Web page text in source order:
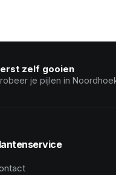
zelf gooien
je pijlen in